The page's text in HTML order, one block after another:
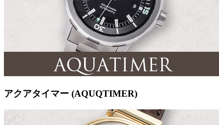
アクアタイマー (AQUQTIMER)